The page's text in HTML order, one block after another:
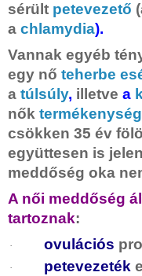
sérült petevezető
a chlamydia).
Vannak egyéb
egy nő teherbe
a túlsúly, illetve a
nők
csökken 35 év
együttesen is
meddőség oka
A női meddőség
tartoznak:
· ovulációs
· petevezeték